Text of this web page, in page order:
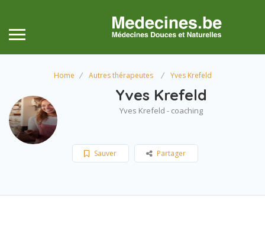
Home Autres thérapeutes Yves Krefeld
Yves Krefeld
Yves Krefeld - coaching
Sauver Partager